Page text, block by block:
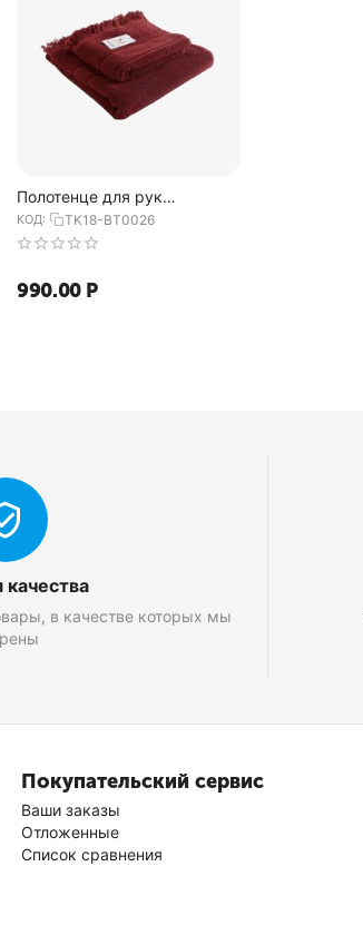
Полотенце для рук
декоративное с бахромой
бордового цвета Essential,
50х90 см, Tkano
КОД: TK18-BT0026
990.00 Р
качества
в качестве которых мы
Покупательский сервис
Ваши заказы
Отложенные
Список сравнения